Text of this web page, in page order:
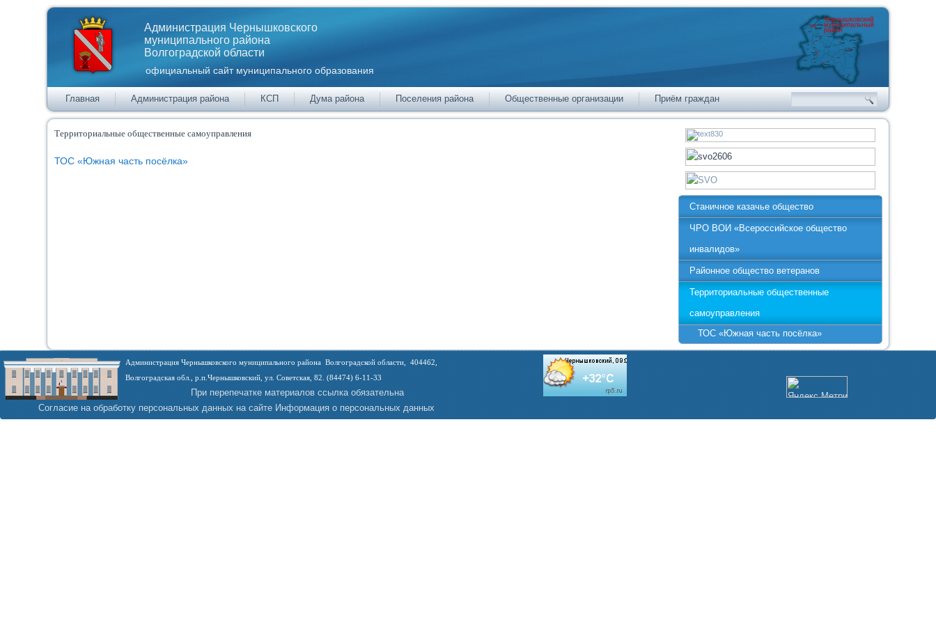
Администрация Чернышковского
муниципального района
Волгоградской области
официальный сайт муниципального образования
Главная Администрация района КСП Дума района Поселения района Общественные организации Приём граждан
Территориальные общественные самоуправления
ТОС «Южная часть посёлка»
Станичное казачье общество
ЧРО ВОИ «Всероссийское общество
инвалидов»
Районное общество ветеранов
Территориальные общественные
самоуправления
ТОС «Южная часть посёлка»
Администрация Чернышковского муниципального района Волгоградской области, 404462,
Волгоградская обл., р.п.Чернышковский, ул. Советская, 82. (84474) 6-11-33
При перепечатке материалов ссылка обязательна
Согласие на обработку персональных данных на сайте Информация о персональных данных